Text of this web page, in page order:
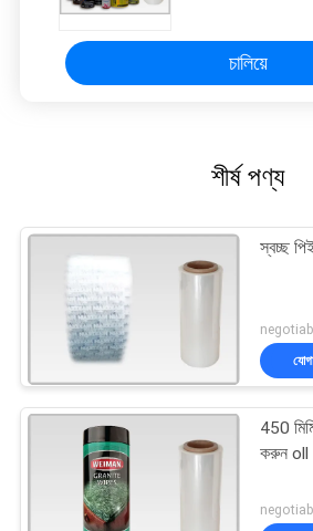
চালিয়ে
শীর্ষ পণ্য
স্বচ্ছ
450
করুন oll